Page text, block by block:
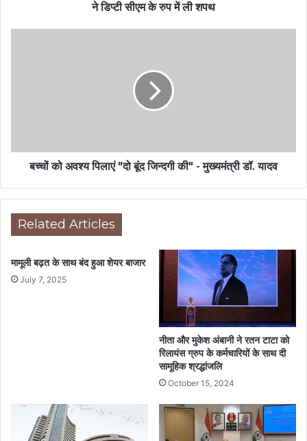
ने डिप्टी सीएम के रुप में ली शपथ
बच्चों को अवश्य पिलाएं "दो बूंद जिन्दगी की" - मुख्यमंत्री डॉ. यादव
Related Articles
मामूली बढ़त के साथ बंद हुआ शेयर बाजार
July 7, 2025
नीता और मुकेश अंबानी ने रतन टाटा को
रिलायंस ग्रुप के कर्मचारियों के साथ दी
सामूहिक श्रद्धांजलि
October 15, 2024